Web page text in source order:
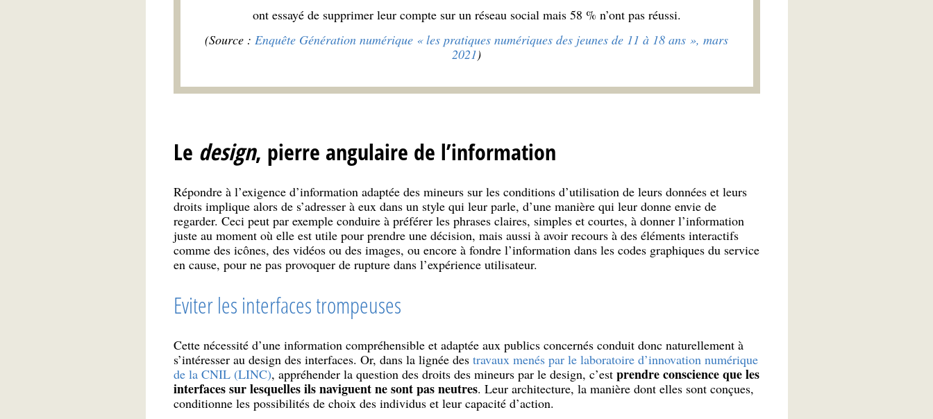
ont essayé de supprimer leur compte sur un réseau social mais 58 % n’ont pas réussi.
(Source : Enquête Génération numérique « les pratiques numériques des jeunes de 11 à 18 ans », mars
2021)
Le design, pierre angulaire de l’information
Répondre à l’exigence d’information adaptée des mineurs sur les conditions d’utilisation de leurs données et leurs
droits implique alors de s’adresser à eux dans un style qui leur parle, d’une manière qui leur donne envie de
regarder. Ceci peut par exemple conduire à préférer les phrases claires, simples et courtes, à donner l’information
juste au moment où elle est utile pour prendre une décision, mais aussi à avoir recours à des éléments interactifs
comme des icônes, des vidéos ou des images, ou encore à fondre l’information dans les codes graphiques du service
en cause, pour ne pas provoquer de rupture dans l’expérience utilisateur.
Eviter les interfaces trompeuses
Cette nécessité d’une information compréhensible et adaptée aux publics concernés conduit donc naturellement à
s’intéresser au design des interfaces. Or, dans la lignée des travaux menés par le laboratoire d’innovation numérique
de la CNIL (LINC), appréhender la question des droits des mineurs par le design, c’est prendre conscience que les
interfaces sur lesquelles ils naviguent ne sont pas neutres. Leur architecture, la manière dont elles sont conçues,
conditionne les possibilités de choix des individus et leur capacité d’action.